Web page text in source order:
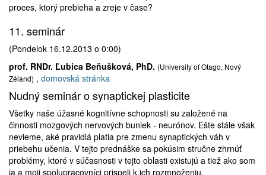
proces, ktorý prebieha a zreje v čase?
11. seminár
(Pondelok 16.12.2013 o 0:00)
prof. RNDr. Ľubica Beňušková, PhD. (University of Otago, Nový
Zéland) , domovská stránka
Nudný seminár o synaptickej plasticite
Všetky naše úžasné kognitívne schopnosti su založené na
činnosti mozgových nervových buniek - neurónov. Ešte stále však
nevieme, aké pravidlá platia pre zmenu synaptických váh v
priebehu učenia. V tejto prednáške sa pokúsim stručne zhrnúť
problémy, ktoré v súčasnosti v tejto oblasti existujú a tiež ako som
ja a moji spolupracovníci prispeli k ich rozmnoženiu.